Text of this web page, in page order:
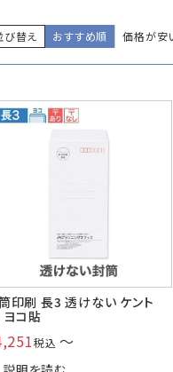
す。IllustratorやWordで使える
す。
▶ 入稿用テンプレート
び替え おすすめ順 価格が安
印刷 長3 透けない ケント
ヨコ貼
税込 〜